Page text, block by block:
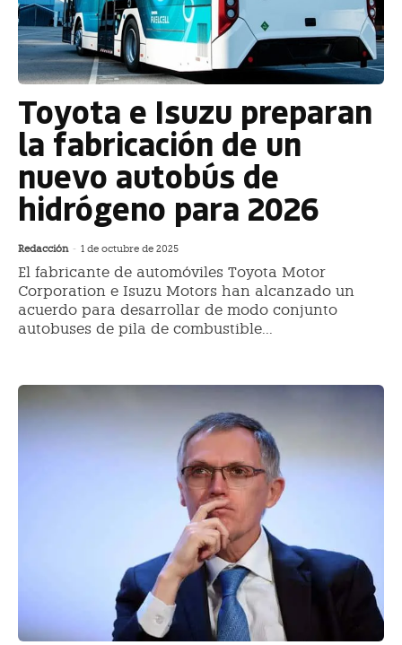
Toyota e Isuzu preparan
la fabricación de un
nuevo autobús de
hidrógeno para 2026
Redacción - 1 de octubre de 2025
El fabricante de automóviles Toyota Motor
Corporation e Isuzu Motors han alcanzado un
acuerdo para desarrollar de modo conjunto
autobuses de pila de combustible...